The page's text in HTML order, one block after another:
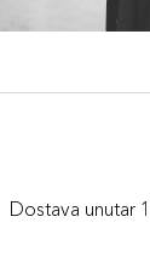
Dostava unutar